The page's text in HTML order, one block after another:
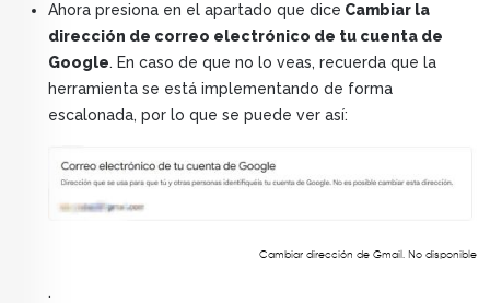
Ahora presiona en el apartado que dice Cambiar la
dirección de correo electrónico de tu cuenta de
Google. En caso de que no lo veas, recuerda que la
herramienta se está implementando de forma
escalonada, por lo que se puede ver así:
Image
Cambiar dirección de Gmail. No disponible
.